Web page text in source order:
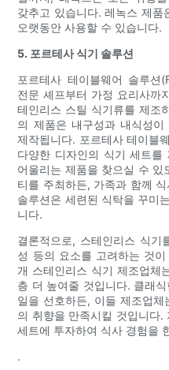
갖추고 있습니다. 레녹스 제품
오랫동안 사용할 수 있습니다.
5. 포르테사 식기 솔루션
포르테사 테이블웨어 솔루션
전문 셰프부터 가정 요리사까
테인리스 스틸 식기류를 제조
의 제품은 내구성과 내식성
제작됩니다. 포르테사 테이블
다양한 디자인의 식기 세트를
어울리는 제품을 찾으실 수
티를 주최하든, 가족과 함께
솔루션은 세련된 식탁을 꾸미
니다.
결론적으로, 스테인리스 식
성 등의 요소를 고려하는 것
개 스테인리스 식기 제조업체
층 더 높여줄 것입니다. 클래
일을 선호하든, 이들 제조업
의 취향을 만족시킬 것입니다.
세트에 투자하여 식사 경험을
.